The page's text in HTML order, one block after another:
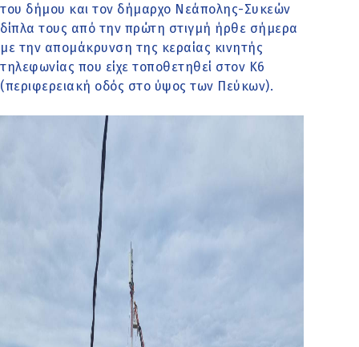
του δήμου και τον δήμαρχο Νεάπολης-Συκεών
δίπλα τους από την πρώτη στιγμή ήρθε σήμερα
με την απομάκρυνση της κεραίας κινητής
τηλεφωνίας που είχε τοποθετηθεί στον Κ6
(περιφερειακή οδός στο ύψος των Πεύκων).